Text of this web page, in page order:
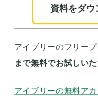
資料をダ
アイブリーのフリー
まで無料でお試しいた
アイブリーの無料ア